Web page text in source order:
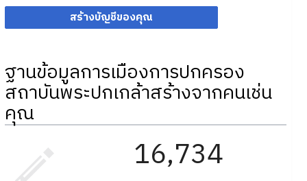
สร้างบัญชีของคุณ
ฐานข้อมูลการเมืองการปกครอง
สถาบันพระปกเกล้าสร้างจากคนเช่น
คุณ
16,734